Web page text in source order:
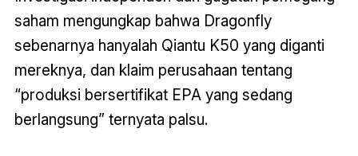
saham mengungkap bahwa Dragonfly
sebenarnya hanyalah Qiantu K50 yang diganti
mereknya, dan klaim perusahaan tentang
“produksi bersertifikat EPA yang sedang
berlangsung” ternyata palsu.